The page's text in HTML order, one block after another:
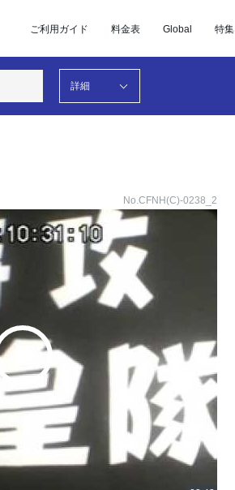
ご利用ガイド 料金表 Global 特集
詳細
No.CFNH(C)-0238_2